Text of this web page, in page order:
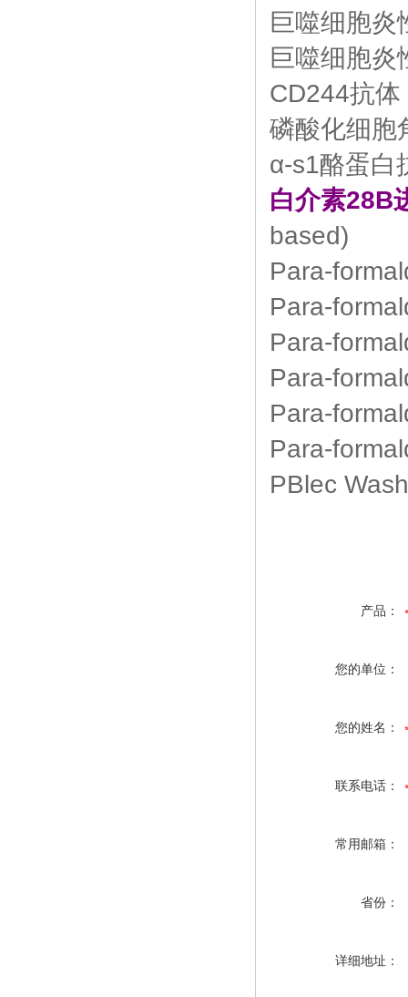
巨噬细胞
巨噬细胞
CD244抗
磷酸化细
α-s1酪蛋
白介素28B
based)
Para-
Para-
Para-
Para-
Para-
Para-
PBlec
产品：
您的单位：
您的姓名：
联系电话：
常用邮箱：
省份：
详细地址：